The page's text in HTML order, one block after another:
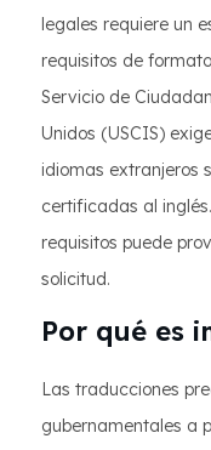
legales requiere un
requisitos de
Servicio de
Unidos (USCIS)
idiomas extranjeros
certificadas al
requisitos puede
solicitud.
Por qué es
Las traducciones
gubernamentales a